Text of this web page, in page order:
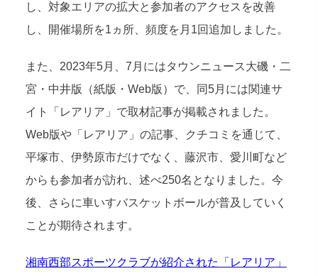
し、対象エリアの拡大と参加者のアクセスを改善
し、開催場所を1ヵ所、頻度を月1回追加しました。
また、2023年5月、7月にはタウンニュース大磯・二
宮・中井版（紙版・Web版）で、同5月には関連サ
イト「レアリア」で取材記事が掲載されました。
Web版や「レアリア」の記事、クチコミを通じて、
平塚市、伊勢原市だけでなく、藤沢市、愛川町など
からも参加者が訪れ、述べ250名となりました。今
後、さらに車いすバスケットボールが普及していく
ことが期待されます。
湘南西部スポーツクラブが紹介された「レアリア」